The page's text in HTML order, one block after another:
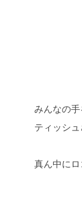
みんなの
ティッシュ
真ん中に